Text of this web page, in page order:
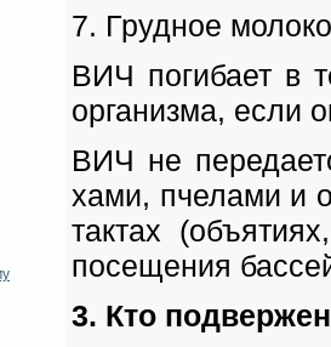
7. Груд­ное
ВИЧ по­ги­ба­ет в
ор­га­низ­ма, ес­ли
ВИЧ не
ха­ми, пче­ла­ми и
так­тах
по­се­ще­ния
3. Кто